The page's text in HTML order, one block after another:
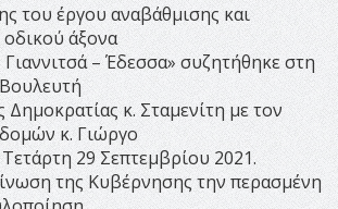
του έργου αναβάθμισης και
άξονα
– Έδεσσα» συζητήθηκε στη
Δημοκρατίας κ. Σταμενίτη με τον
κ. Γιώργο
29 Σεπτεμβρίου 2021.
της Κυβέρνησης την περασμένη